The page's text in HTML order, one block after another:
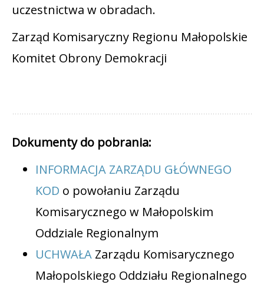
uczestnictwa w obradach.
Zarząd Komisaryczny Regionu Małopolskie
Komitet Obrony Demokracji
Dokumenty do pobrania:
INFORMACJA ZARZĄDU GŁÓWNEGO
KOD o powołaniu Zarządu
Komisarycznego w Małopolskim
Oddziale Regionalnym
UCHWAŁA Zarządu Komisarycznego
Małopolskiego Oddziału Regionalnego